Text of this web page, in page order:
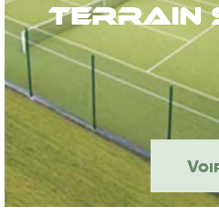
Terrain